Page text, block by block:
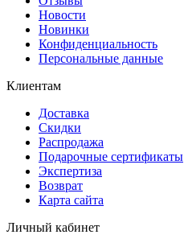
Новости
Новинки
Конфиденциальность
Персональные данные
Клиентам
Доставка
Скидки
Распродажа
Подарочные сертификаты
Экспертиза
Возврат
Карта сайта
Личный кабинет